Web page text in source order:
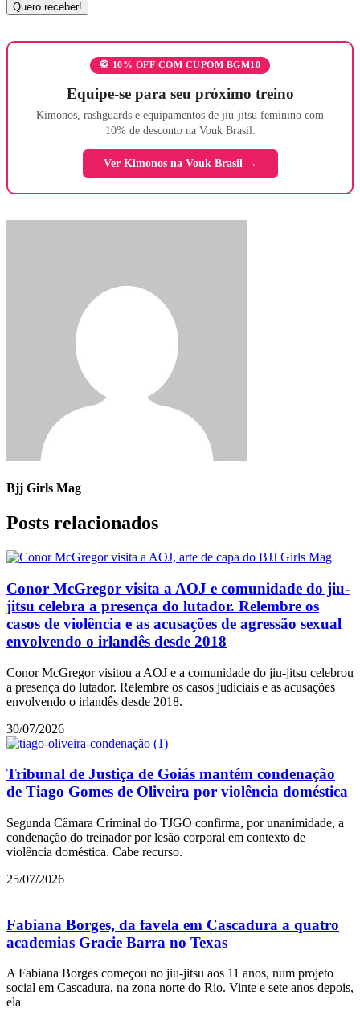
🥋 10% OFF COM CUPOM BGM10
Equipe-se para seu próximo treino
Kimonos, rashguards e equipamentos de jiu-jitsu feminino com
10% de desconto na Vouk Brasil.
Ver Kimonos na Vouk Brasil →
Bjj Girls Mag
Posts relacionados
Conor McGregor visita a AOJ e comunidade do jiu-
jitsu celebra a presença do lutador. Relembre os
casos de violência e as acusações de agressão sexual
envolvendo o irlandês desde 2018
Conor McGregor visitou a AOJ e a comunidade do jiu-jitsu celebrou
a presença do lutador. Relembre os casos judiciais e as acusações
envolvendo o irlandês desde 2018.
30/07/2026
Tribunal de Justiça de Goiás mantém condenação
de Tiago Gomes de Oliveira por violência doméstica
Segunda Câmara Criminal do TJGO confirma, por unanimidade, a
condenação do treinador por lesão corporal em contexto de
violência doméstica. Cabe recurso.
25/07/2026
Fabiana Borges, da favela em Cascadura a quatro
academias Gracie Barra no Texas
A Fabiana Borges começou no jiu-jitsu aos 11 anos, num projeto
social em Cascadura, na zona norte do Rio. Vinte e sete anos depois,
ela